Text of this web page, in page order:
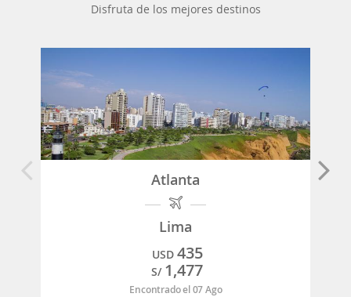
Disfruta de los mejores destinos
Atlanta
Lima
USD 435
S/ 1,477
Encontrado el 07 Ago